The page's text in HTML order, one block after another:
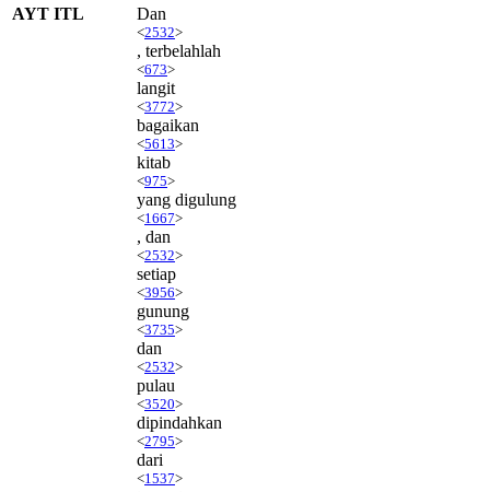
AYT ITL
Dan
<2532>
, terbelahlah
<673>
langit
<3772>
bagaikan
<5613>
kitab
<975>
yang digulung
<1667>
, dan
<2532>
setiap
<3956>
gunung
<3735>
dan
<2532>
pulau
<3520>
dipindahkan
<2795>
dari
<1537>